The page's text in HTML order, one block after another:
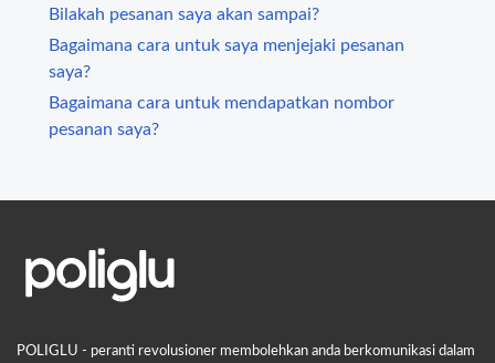
Bilakah pesanan saya akan sampai?
Bagaimana cara untuk saya menjejaki pesanan
saya?
Bagaimana cara untuk mendapatkan nombor
pesanan saya?
POLIGLU - peranti revolusioner membolehkan anda berkomunikasi dalam